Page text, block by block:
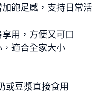
飽足感，支持日常活
用，方便又可口
適合全家大小
或豆漿直接食用